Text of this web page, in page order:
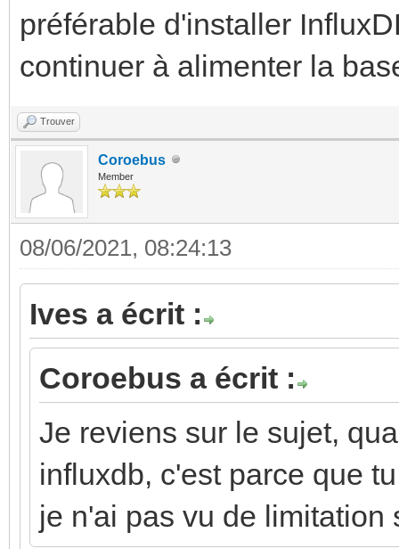
préférable d'installer
continuer à alimenter la
Trouver
Coroebus
Member
08/06/2021, 08:24:13
Ives a écrit :
Coroebus a écrit :
Je reviens sur le sujet,
influxdb, c'est parce que
je n'ai pas vu de